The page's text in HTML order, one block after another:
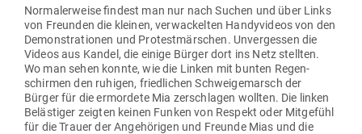
Nor­ma­ler­weise findest man nur nach Suchen und über Links
von Freunden die kleinen, ver­wa­ckelten Han­dy­videos von den
Demons­tra­tionen und Pro­test­mär­schen. Unver­gessen die
Videos aus Kandel, die einige Bürger dort ins Netz stellten.
Wo man sehen konnte, wie die Linken mit bunten Regen­
schirmen den ruhigen, fried­lichen Schwei­ge­marsch der
Bürger für die ermordete Mia zer­schlagen wollten. Die linken
Beläs­tiger zeigten keinen Funken von Respekt oder Mit­gefühl
für die Trauer der Ange­hö­rigen und Freunde Mias und die